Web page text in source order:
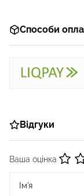
Способи
Відгуки
Ваша оцінка